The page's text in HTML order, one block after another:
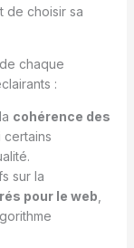
de choisir sa
chaque
:
cohérence des
certains
sur la
pour le web